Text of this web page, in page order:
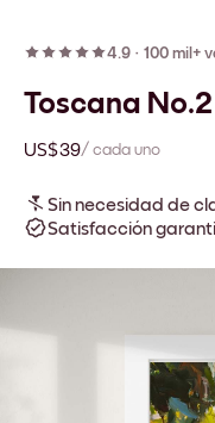
4.9 · 100 mil+
Toscana No.2
US$39/ cada uno
Sin necesidad de
Satisfacción